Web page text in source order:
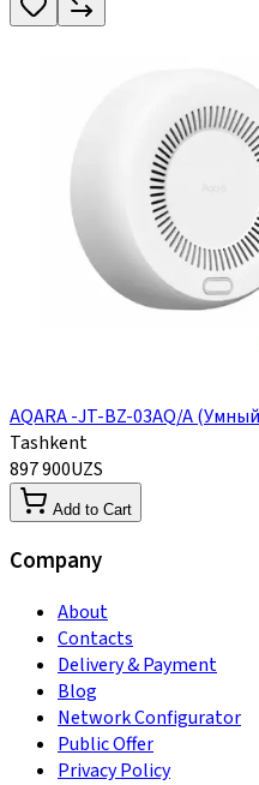
AQARA -JT-BZ-03AQ/A
Tashkent
897 900UZS
Add to Cart
Company
About
Contacts
Delivery & Payment
Blog
Network Configurator
Public Offer
Privacy Policy